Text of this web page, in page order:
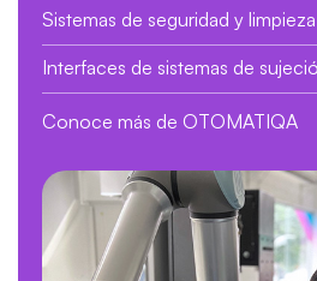
Sistemas de seguridad y limpieza
Interfaces de sistemas de
Conoce más de OTOMATIQA